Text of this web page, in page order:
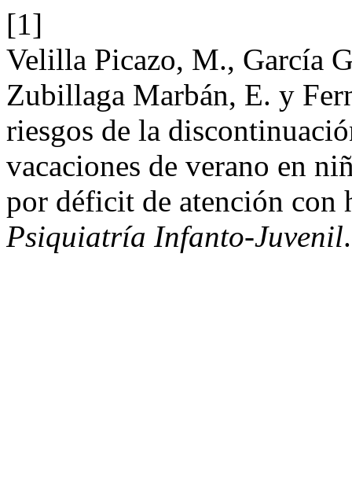
[1]
Velilla Picazo, M., García
Zubillaga Marbán, E. y
riesgos de la
vacaciones de verano en
por déficit de atención
Psiquiatría Infanto-Juvenil